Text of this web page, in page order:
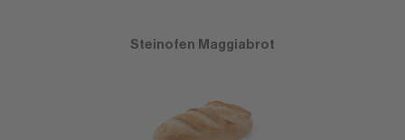
Steinofen Maggiabrot